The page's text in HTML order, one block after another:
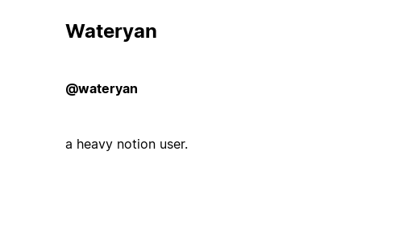
Wateryan
@wateryan
a heavy notion user.